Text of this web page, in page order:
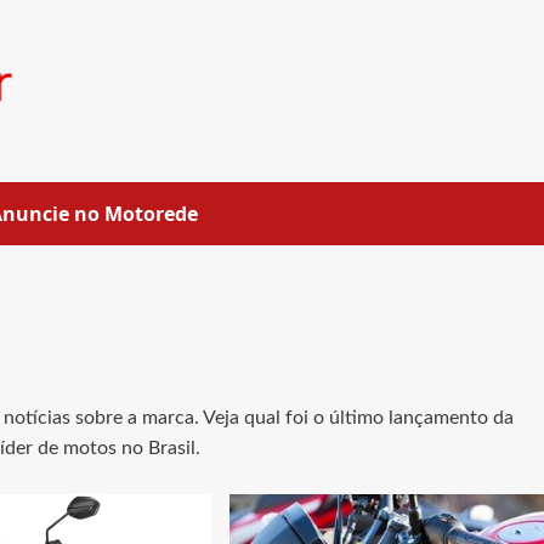
no Motorede
sobre a marca. Veja qual foi o último lançamento da
de motos no Brasil.